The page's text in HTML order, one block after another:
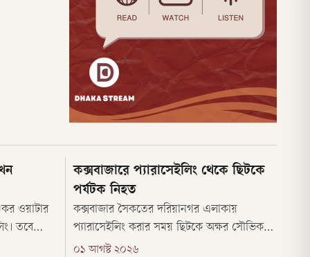
ওয়াটার
তবে
কক্সবাজারে প্যারাসেইলিং থেকে ছিটকে
পর্যটক নিহত
কক্সবাজার সৈকতের দরিয়ানগর এলাকায়
প্যারাসেইলিং করার সময় ছিটকে অক্ষর সৌভিক
রায় (৩১) নামের পর্যটক নিহত হয়েছেন। শনিবার
০১ আগস্ট ২০২৬